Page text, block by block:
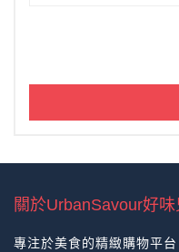
關於UrbanSavour好味
專注於美食的精緻購物平